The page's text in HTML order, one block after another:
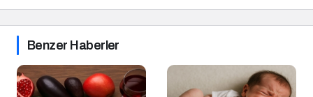
Benzer Haberler